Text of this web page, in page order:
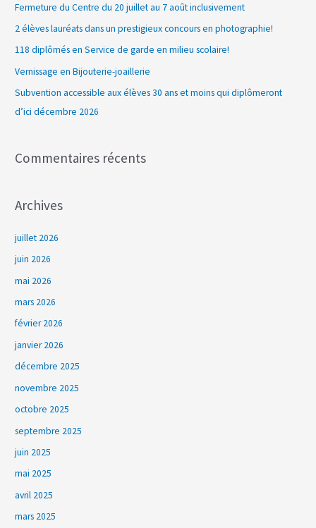
h
e
r
Fermeture du Centre du 20 juillet au 7 août inclusivement
2 élèves lauréats dans un prestigieux concours en photographie!
118 diplômés en Service de garde en milieu scolaire!
Vernissage en Bijouterie-joaillerie
Subvention accessible aux élèves 30 ans et moins qui diplômeront
d’ici décembre 2026
Commentaires récents
Archives
juillet 2026
juin 2026
mai 2026
mars 2026
février 2026
janvier 2026
décembre 2025
novembre 2025
octobre 2025
septembre 2025
juin 2025
mai 2025
avril 2025
mars 2025